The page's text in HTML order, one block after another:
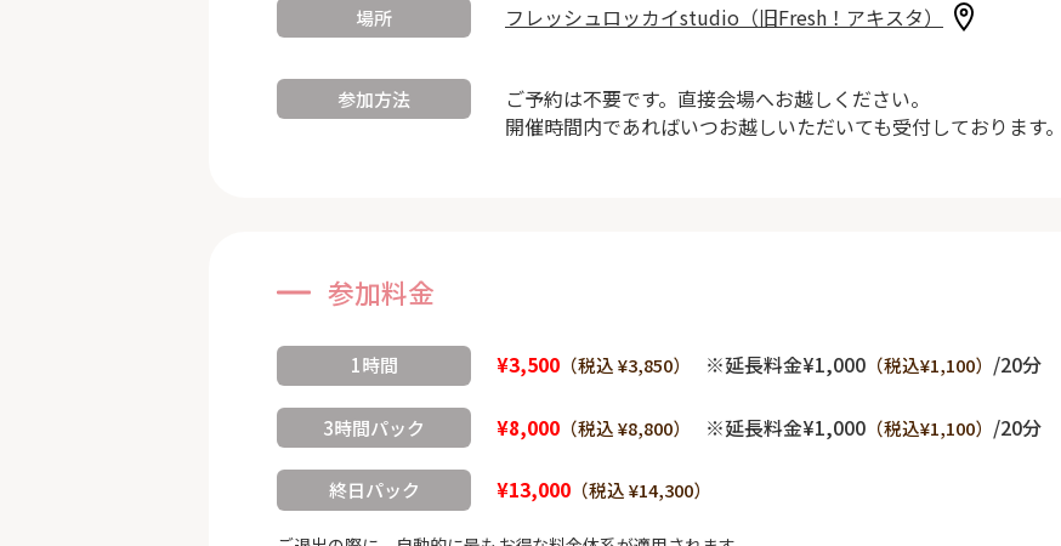
場所 フレッシュロッカイstudio（旧Fresh！アキスタ）
参加方法
ご予約は不要です。直接会場へお越しください。
開催時間内であればいつお越しいただいても受付しております。
参加料金
1時間 ¥3,500 （税込 ¥3,850） ※延長料金¥1,000 （税込¥1,100） /20分
3時間パック ¥8,000 （税込 ¥8,800） ※延長料金¥1,000 （税込¥1,100） /20分
終日パック ¥13,000 （税込 ¥14,300）